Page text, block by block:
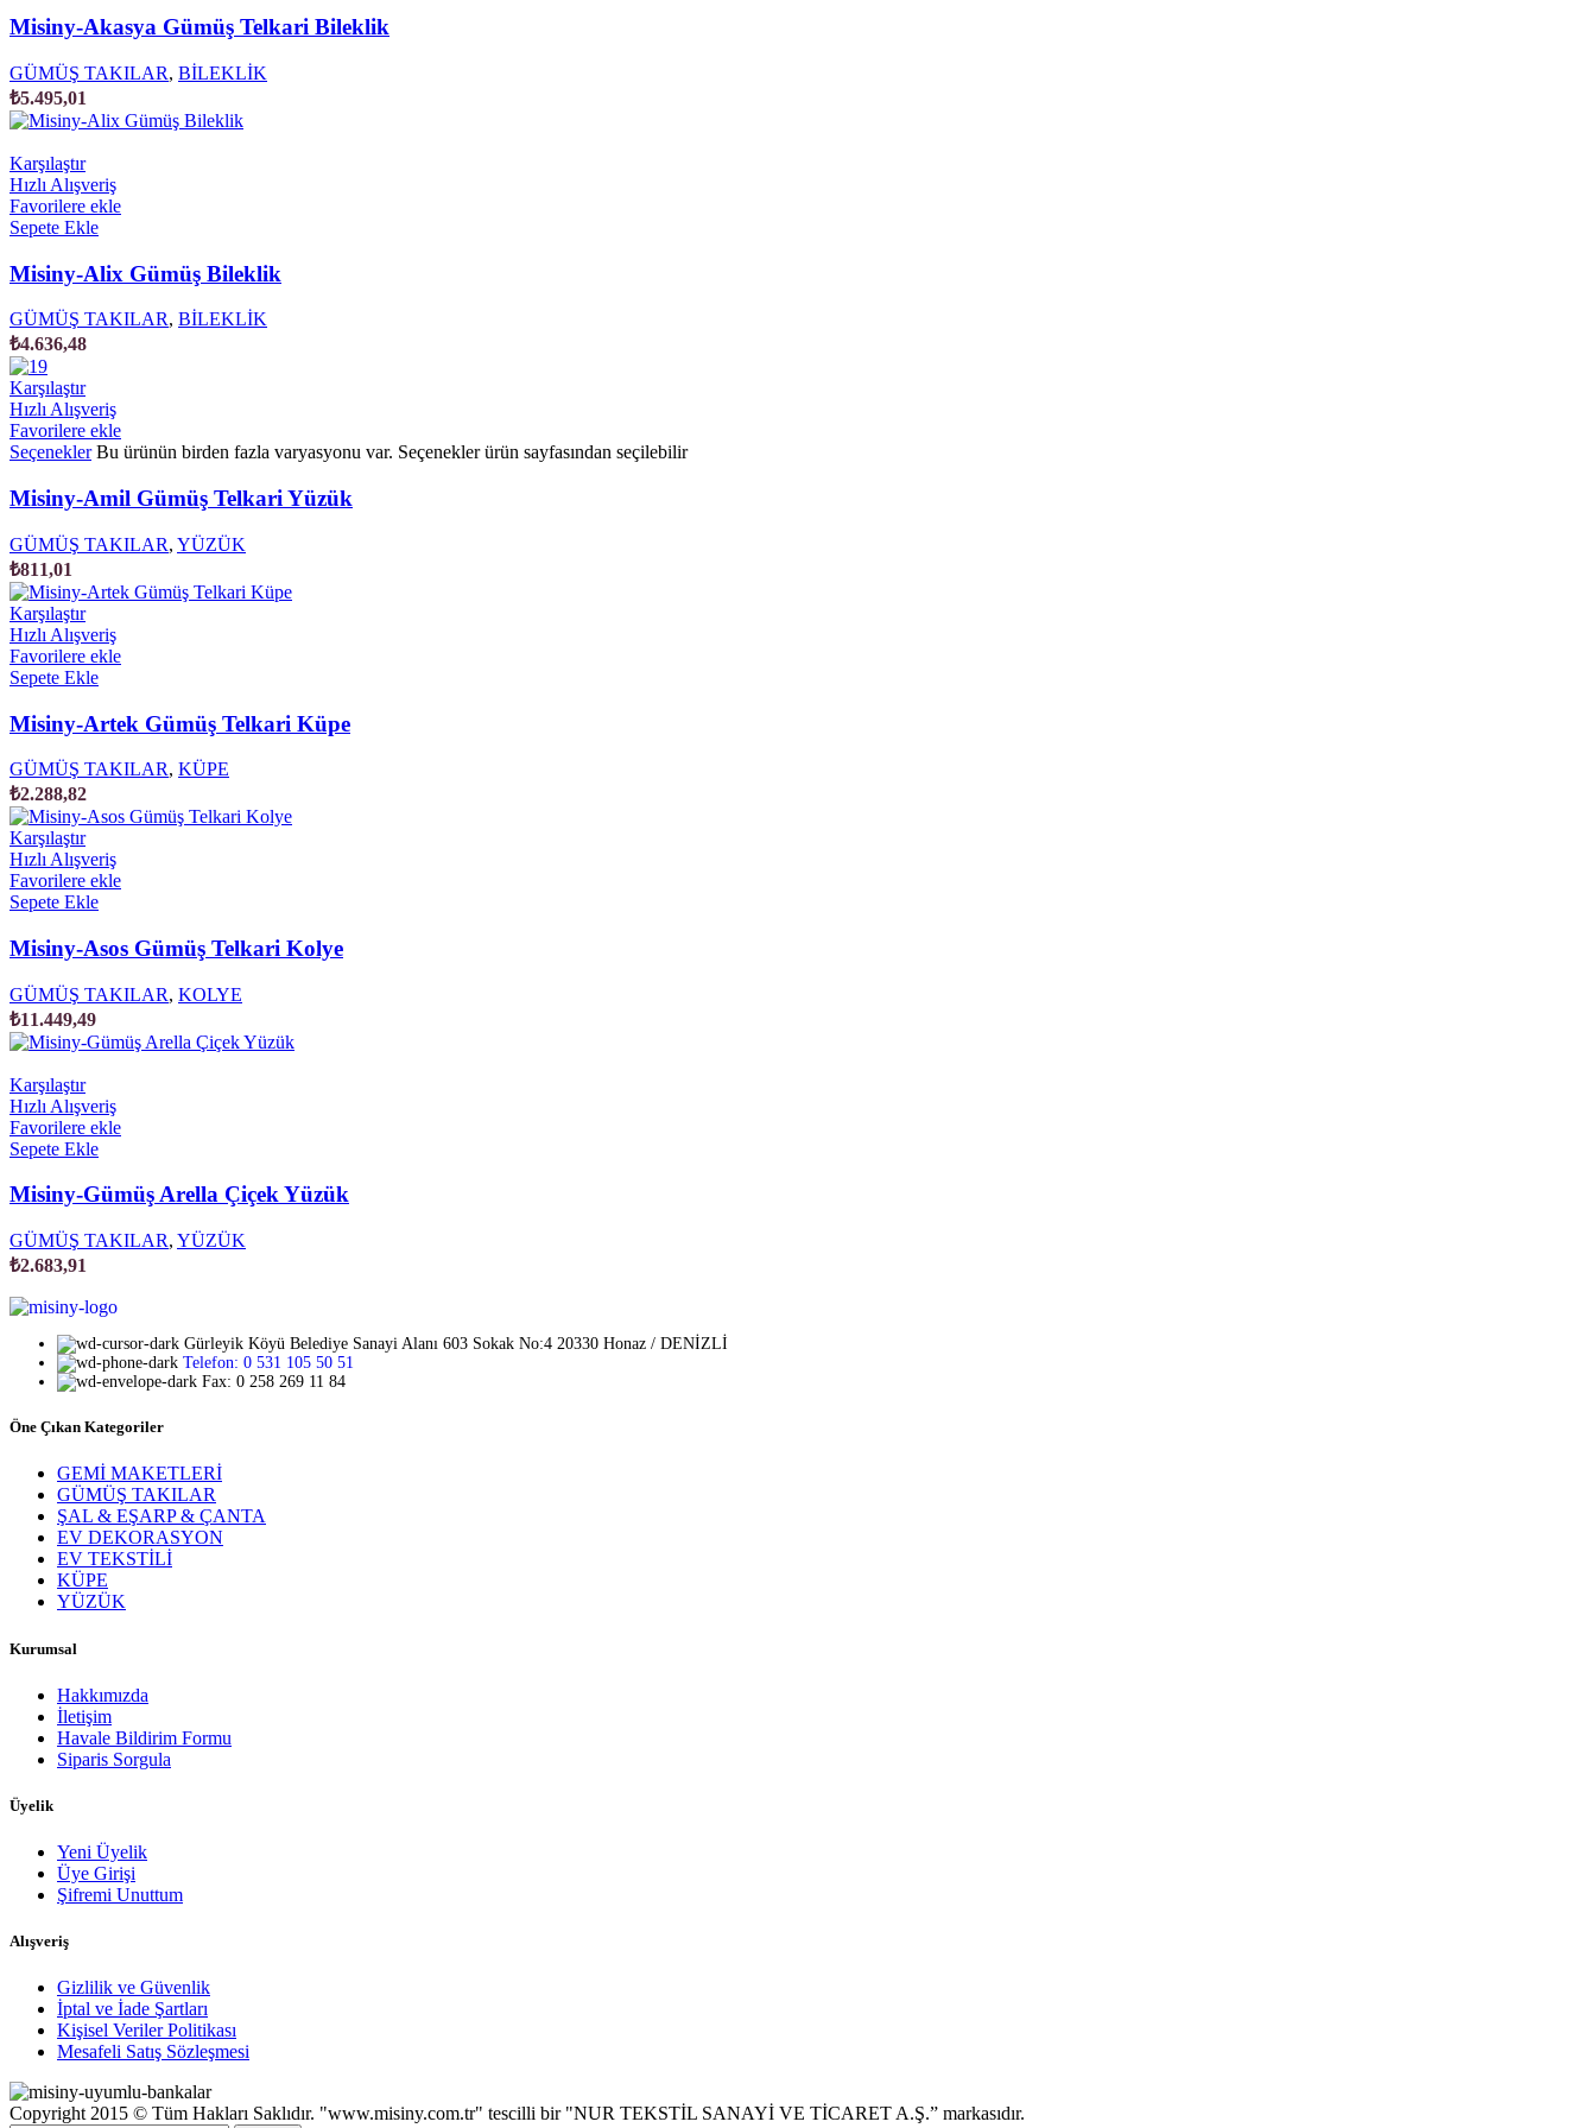
Misiny-Akasya Gümüş Telkari Bileklik
GÜMÜŞ TAKILAR, BİLEKLİK
₺5.495,01
Karşılaştır
Hızlı Alışveriş
Favorilere ekle
Sepete Ekle
Misiny-Alix Gümüş Bileklik
GÜMÜŞ TAKILAR, BİLEKLİK
₺4.636,48
Karşılaştır
Hızlı Alışveriş
Favorilere ekle
Seçenekler Bu ürünün birden fazla varyasyonu var. Seçenekler ürün sayfasından seçilebilir
Misiny-Amil Gümüş Telkari Yüzük
GÜMÜŞ TAKILAR, YÜZÜK
₺811,01
Karşılaştır
Hızlı Alışveriş
Favorilere ekle
Sepete Ekle
Misiny-Artek Gümüş Telkari Küpe
GÜMÜŞ TAKILAR, KÜPE
₺2.288,82
Karşılaştır
Hızlı Alışveriş
Favorilere ekle
Sepete Ekle
Misiny-Asos Gümüş Telkari Kolye
GÜMÜŞ TAKILAR, KOLYE
₺11.449,49
Karşılaştır
Hızlı Alışveriş
Favorilere ekle
Sepete Ekle
Misiny-Gümüş Arella Çiçek Yüzük
GÜMÜŞ TAKILAR, YÜZÜK
₺2.683,91
Gürleyik Köyü Belediye Sanayi Alanı 603 Sokak No:4 20330 Honaz / DENİZLİ
Telefon: 0 531 105 50 51
Fax: 0 258 269 11 84
Öne Çıkan Kategoriler
GEMİ MAKETLERİ
GÜMÜŞ TAKILAR
ŞAL & EŞARP & ÇANTA
EV DEKORASYON
EV TEKSTİLİ
KÜPE
YÜZÜK
Kurumsal
Hakkımızda
İletişim
Havale Bildirim Formu
Siparis Sorgula
Üyelik
Yeni Üyelik
Üye Girişi
Şifremi Unuttum
Alışveriş
Gizlilik ve Güvenlik
İptal ve İade Şartları
Kişisel Veriler Politikası
Mesafeli Satış Sözleşmesi
Copyright 2015 © Tüm Hakları Saklıdır. "www.misiny.com.tr" tescilli bir "NUR TEKSTİL SANAYİ VE TİCARET A.Ş.” markasıdır.